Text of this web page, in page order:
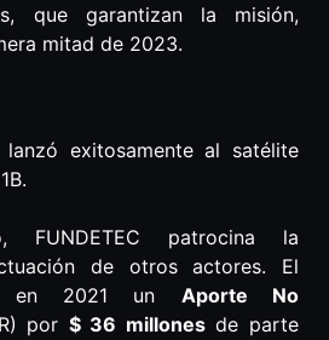
que garantizan la misión,
mitad de 2023.
exitosamente al satélite
FUNDETEC patrocina la
de otros actores. El
en 2021 un Aporte No
por $ 36 millonesde parte